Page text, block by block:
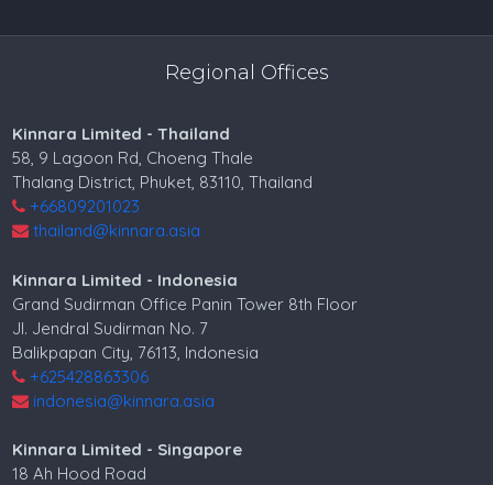
Regional Offices
Kinnara Limited - Thailand
58, 9 Lagoon Rd, Choeng Thale
Thalang District, Phuket, 83110, Thailand
+66809201023
thailand@kinnara.asia
Kinnara Limited - Indonesia
Grand Sudirman Office Panin Tower 8th Floor
Jl. Jendral Sudirman No. 7
Balikpapan City, 76113, Indonesia
+625428863306
indonesia@kinnara.asia
Kinnara Limited - Singapore
18 Ah Hood Road